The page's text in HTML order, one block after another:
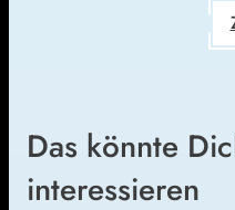
Das könnte
interessieren